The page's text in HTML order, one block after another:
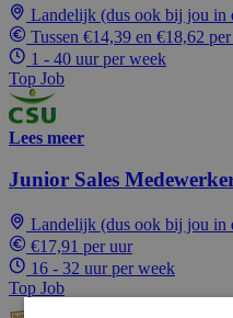
Landelijk (dus ook bij jou in
Tussen €14,39 en €18,62
1 - 40 uur per week
Top Job
Lees meer
Junior Sales
Landelijk (dus ook bij jou in
€17,91 per uur
16 - 32 uur per week
Top Job